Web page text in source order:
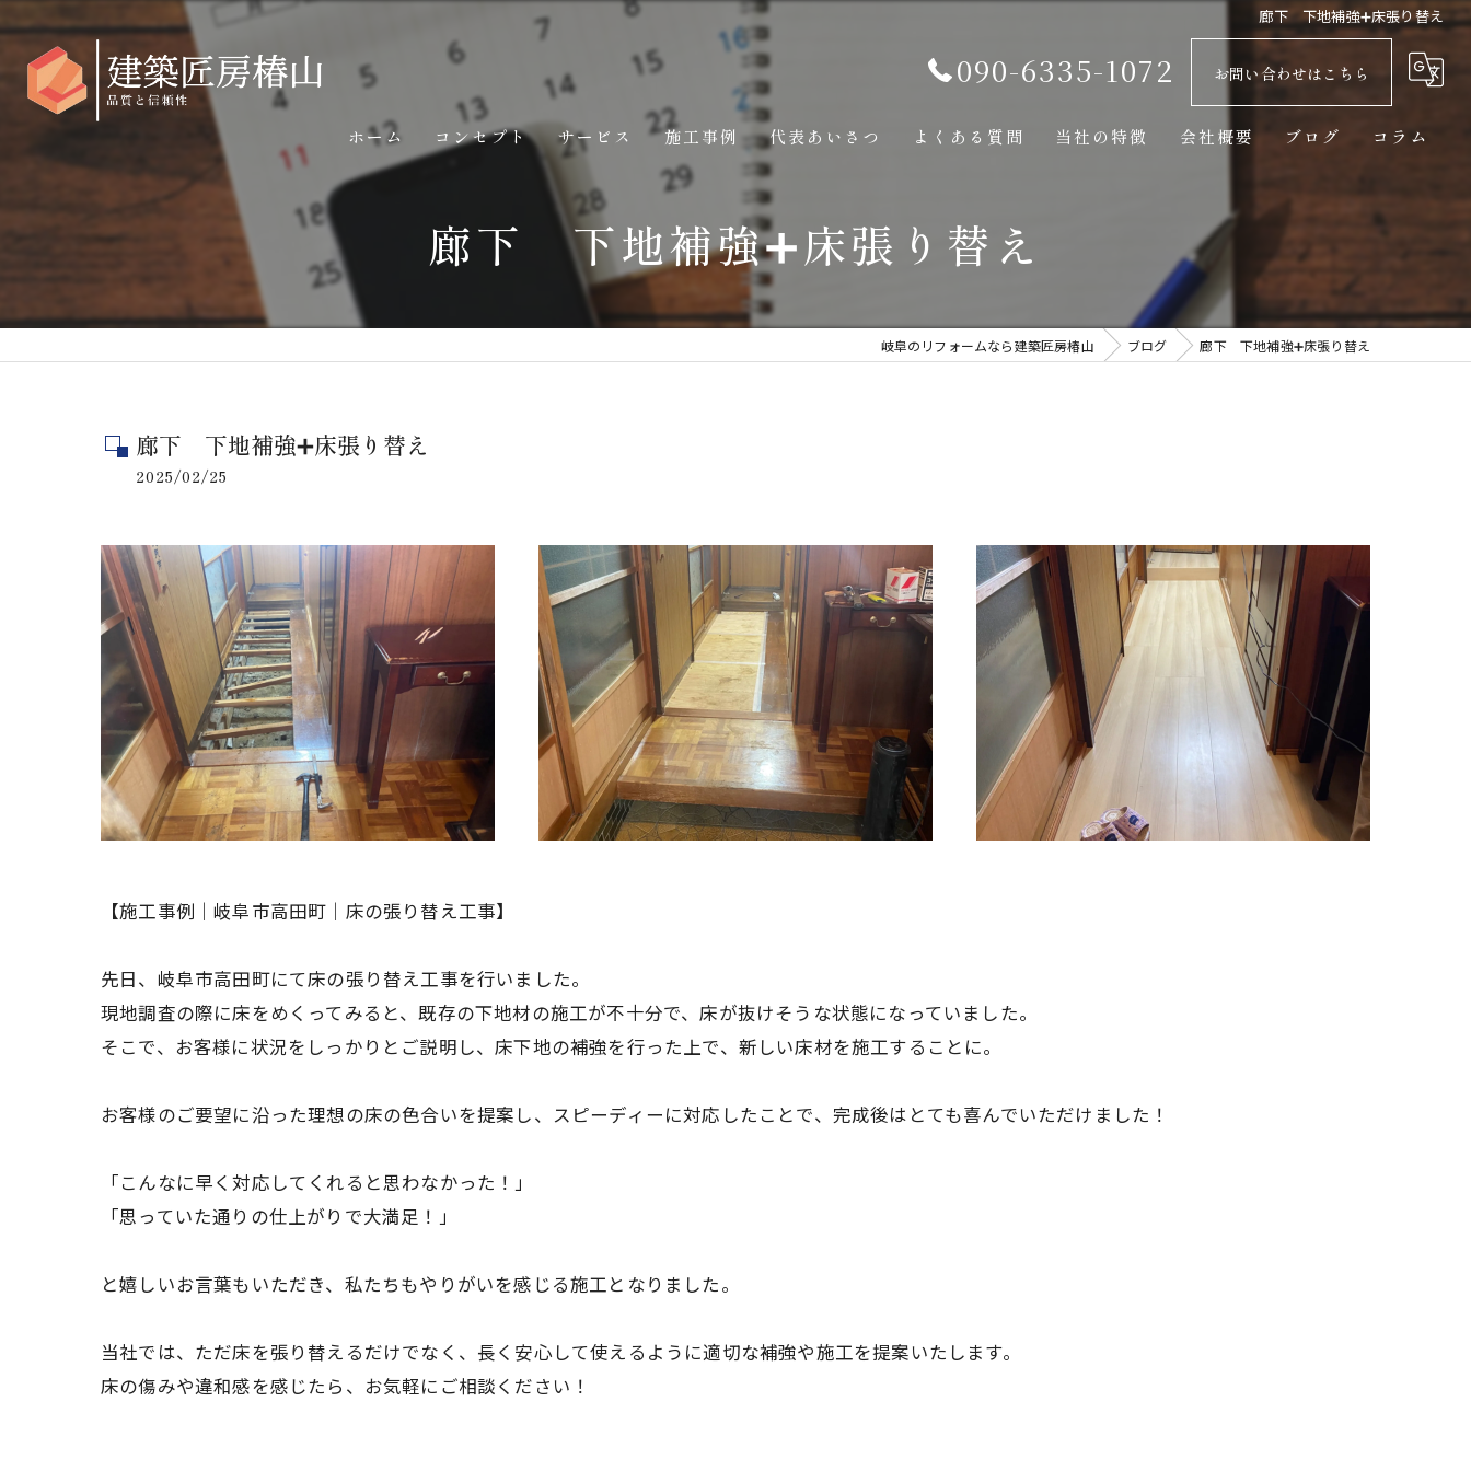
廊下 下地補強➕床張り替え
090-6335-1072 お問い合わせはこちら
ホーム コンセプト サービス 施工事例 代表あいさつ よくある質問 当社の特徴
羽島郡笠松町のリフォーム
羽島市のリフォーム
名古屋市のリフォーム
水回り
会社概要 ブログ コラム
廊下 下地補強➕床張り替え
岐阜のリフォームなら建築匠房椿山 ブログ 廊下 下地補強➕床張り替え
廊下 下地補強➕床張り替え
2025/02/25
【施工事例｜岐阜市高田町｜床の張り替え工事】
先日、岐阜市高田町にて床の張り替え工事を行いました。
現地調査の際に床をめくってみると、既存の下地材の施工が不十分で、床が抜けそうな状態になっていました。
そこで、お客様に状況をしっかりとご説明し、床下地の補強を行った上で、新しい床材を施工することに。
お客様のご要望に沿った理想の床の色合いを提案し、スピーディーに対応したことで、完成後はとても喜んでいただけました！
「こんなに早く対応してくれると思わなかった！」
「思っていた通りの仕上がりで大満足！」
と嬉しいお言葉もいただき、私たちもやりがいを感じる施工となりました。
当社では、ただ床を張り替えるだけでなく、長く安心して使えるように適切な補強や施工を提案いたします。
床の傷みや違和感を感じたら、お気軽にご相談ください！